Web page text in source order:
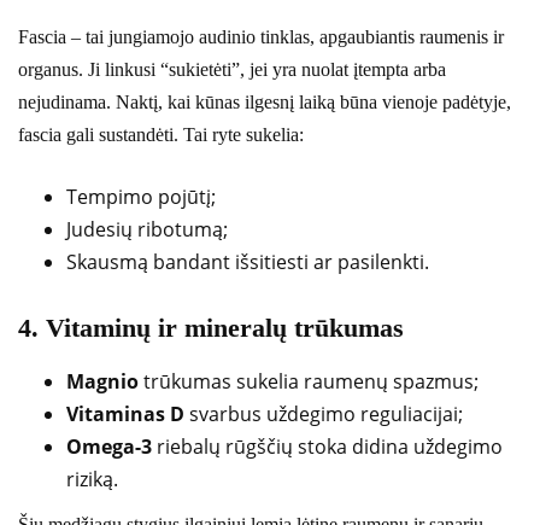
Fascia – tai jungiamojo audinio tinklas, apgaubiantis raumenis ir
organus. Ji linkusi “sukietėti”, jei yra nuolat įtempta arba
nejudinama. Naktį, kai kūnas ilgesnį laiką būna vienoje padėtyje,
fascia gali sustandėti. Tai ryte sukelia:
Tempimo pojūtį;
Judesių ribotumą;
Skausmą bandant išsitiesti ar pasilenkti.
4. Vitaminų ir mineralų trūkumas
Magniotrūkumas sukelia raumenų spazmus;
Vitaminas D svarbus uždegimo reguliacijai;
Omega-3 riebalų rūgščių stoka didina uždegimo
riziką.